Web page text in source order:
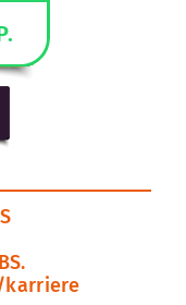
karriere